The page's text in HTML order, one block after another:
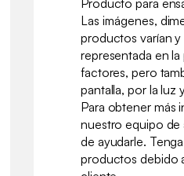
Las imágenes,
productos varían
representada en
factores, pero
pantalla, por la luz
Para obtener
nuestro equipo de
de ayudarle.
productos debido